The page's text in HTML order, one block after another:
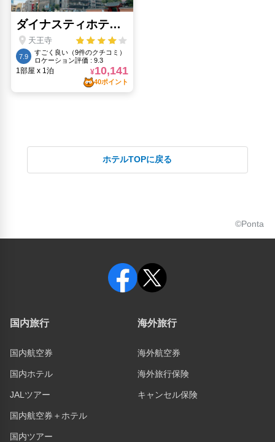
ホテルTOPに戻る
©Ponta
国内旅行
国内航空券
国内ホテル
JALツアー
国内航空券＋ホテル
国内ツアー
海外旅行
海外航空券
海外旅行保険
キャンセル保険